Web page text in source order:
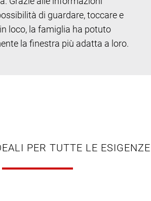
di guardare, toccare e
loco, la famiglia ha potuto
la finestra più adatta a loro.
PER TUTTE LE ESIGENZE